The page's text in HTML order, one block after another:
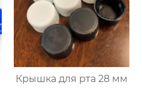
Крышка для рта 28 мм